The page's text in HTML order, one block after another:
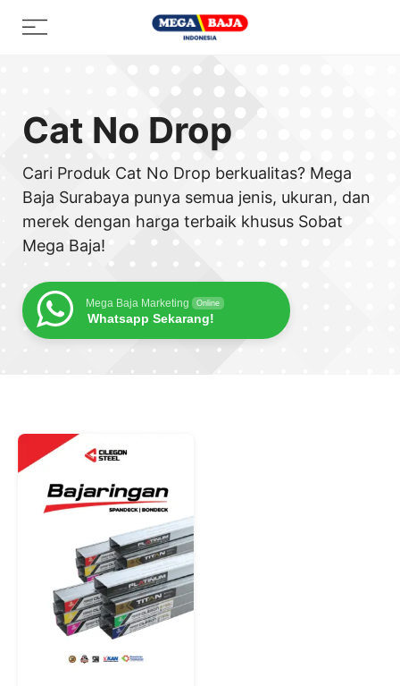
Menu
Cat No Drop
Cari Produk Cat No Drop berkualitas? Mega
Baja Surabaya punya semua jenis, ukuran, dan
merek dengan harga terbaik khusus Sobat
Mega Baja!
Mega Baja Marketing Online
Whatsapp Sekarang!